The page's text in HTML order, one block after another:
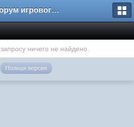
Форум игрового проекта Riverrise
ничего не найдено.
Полная версия